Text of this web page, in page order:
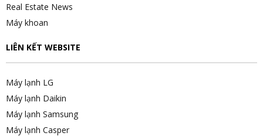
Real Estate News
Máy khoan
LIÊN KẾT WEBSITE
Máy lạnh LG
Máy lạnh Daikin
Máy lạnh Samsung
Máy lạnh Casper